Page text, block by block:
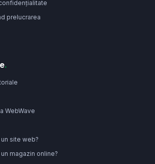
prelucrarea
.
WebWave
site web?
magazin online?